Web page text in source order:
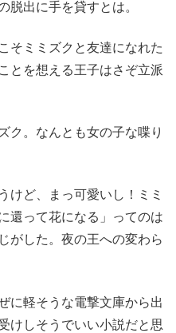
脱出に手を貸すとは。
そミミズクと友達になれた
とを想える王子はさぞ立派
ク。なんとも女の子な喋り
けど、まっ可愛いし！ミミ
還って花になる」ってのは
がした。夜の王への変わら
に軽そうな電撃文庫から出
けしそうでいい小説だと思